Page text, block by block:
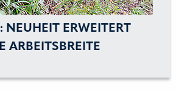
NEUHEIT ERWEITERT
ARBEITSBREITE